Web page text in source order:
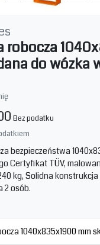
robocza
do wózka
Bez podatku
bezpieczeństwa
Certyfikat TÜV,
kg, Solidna
2 osób.